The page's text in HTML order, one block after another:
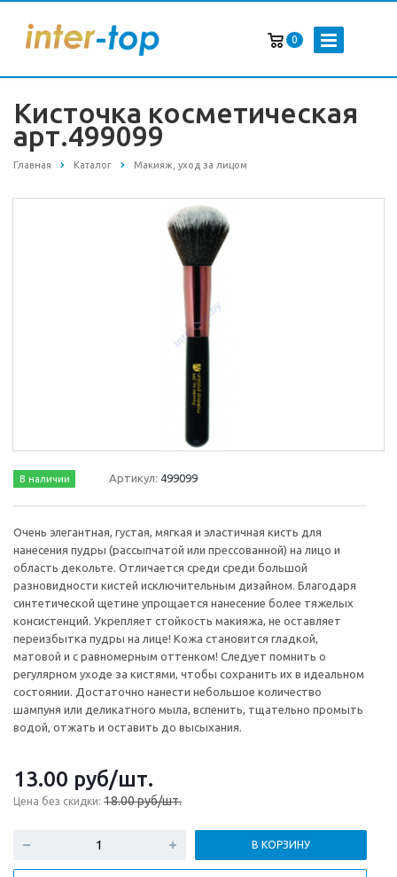
0
Кисточка косметическая
арт.499099
Главная Каталог Макияж, уход за лицом
В наличии Артикул: 499099
Очень элегантная, густая, мягкая и эластичная кисть для
нанесения пудры (рассыпчатой или прессованной) на лицо и
область декольте. Отличается среди среди большой
разновидности кистей исключительным дизайном. Благодаря
синтетической щетине упрощается нанесение более тяжелых
консистенций. Укрепляет стойкость макияжа, не оставляет
переизбытка пудры на лице! Кожа становится гладкой,
матовой и с равномерным оттенком! Следует помнить о
регулярном уходе за кистями, чтобы сохранить их в идеальном
состоянии. Достаточно нанести небольшое количество
шампуня или деликатного мыла, вспенить, тщательно промыть
водой, отжать и оставить до высыхания.
13.00 руб/шт.
Цена без скидки: 18.00 руб/шт.
В КОРЗИНУ